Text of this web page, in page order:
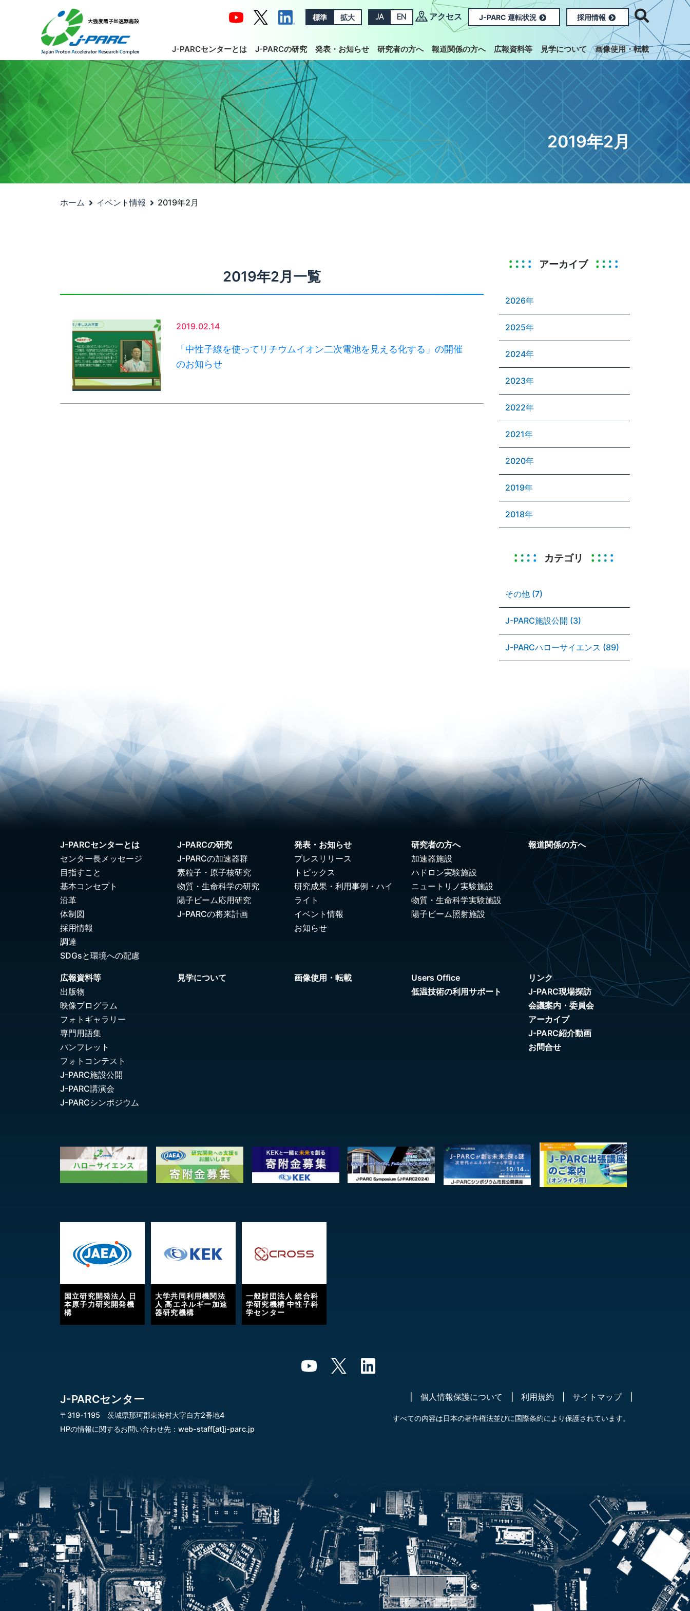
標準 拡大 JA EN アクセス J-PARC 運転状況 採用情報
J-PARCセンターとは J-PARCの研究 発表・お知らせ 研究者の方へ 報道関係の方へ 広報資料等 見学について 画像使用・転載
2019年2月
ホーム イベント情報 2019年2月
2019年2月一覧
2019.02.14
「中性子線を使ってリチウムイオン二次電池を見える化する」の開催
のお知らせ
アーカイブ
2026年
2025年
2024年
2023年
2022年
2021年
2020年
2019年
2018年
カテゴリ
その他 (7)
J-PARC施設公開 (3)
J-PARCハローサイエンス (89)
J-PARCセンターとは
センター長メッセージ
目指すこと
基本コンセプト
沿革
体制図
採用情報
調達
SDGsと環境への配慮
J-PARCの研究
J-PARCの加速器群
素粒子・原子核研究
物質・生命科学の研究
陽子ビーム応用研究
J-PARCの将来計画
発表・お知らせ
プレスリリース
トピックス
研究成果・利用事例・ハイ
ライト
イベント情報
お知らせ
研究者の方へ
加速器施設
ハドロン実験施設
ニュートリノ実験施設
物質・生命科学実験施設
陽子ビーム照射施設
報道関係の方へ
広報資料等
出版物
映像プログラム
フォトギャラリー
専門用語集
パンフレット
フォトコンテスト
J-PARC施設公開
J-PARC講演会
J-PARCシンポジウム
見学について 画像使用・転載
Users Office
低温技術の利用サポート
リンク
J-PARC現場探訪
会議案内・委員会
アーカイブ
J-PARC紹介動画
お問合せ
国立研究開発法人 日
本原子力研究開発機
構
大学共同利用機関法
人 高エネルギー加速
器研究機構
一般財団法人 総合科
学研究機構 中性子科
学センター
J-PARCセンター
〒319-1195 茨城県那珂郡東海村大字白方2番地4
HPの情報に関するお問い合わせ先： web-staff[at]j-parc.jp
個人情報保護について 利用規約 サイトマップ
すべての内容は日本の著作権法並びに国際条約により保護されています。